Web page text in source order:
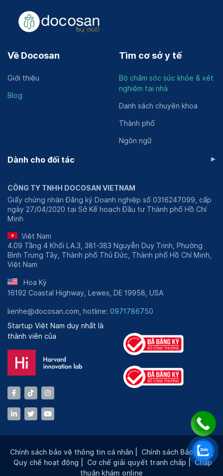
Về Docosan
Giới thiệu
Blog
Tìm cơ sở y tế
Bộ chăm sóc sức khỏe & xét
nghiệm tại nhà
Danh sách chuyên khoa
Thành phố
Ngôn ngữ
Dành cho đối tác ▸
CÔNG TY TNHH DOCOSAN VIETNAM
Giấy chứng nhận Đăng ký Doanh nghiệp số 0316247099, cấp
ngày 27/04/2020 tại Sở Kế hoạch Đầu tư Thành phố Hồ Chí
Minh
Việt Nam
4.09 Tầng 4 Khối LA.3, 381-383 Nguyễn Duy Trinh, Phường
Bình Trưng Tây, Thành phố Thủ Đức, Thành phố Hồ Chí Minh,
Việt Nam
Hoa Kỳ
16192 Coastal Highway, Lewes, DE 19958, USA
lienhe@docosan.com, hotline: 0971786750
Startup Việt Nam duy nhất là
thành viên của
Chính sách bảo vệ thông tin cá nhân Chính sách Bảo mật |
Quy chế hoạt động
Cơ chế giải quyết tranh chấp |Chấp
thuận khám online